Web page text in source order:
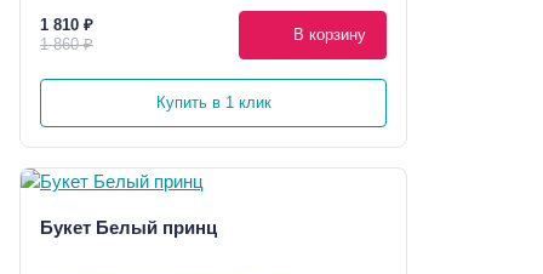
1 810 ₽
1 860 ₽
В корзину
Купить в 1 клик
Букет Белый принц